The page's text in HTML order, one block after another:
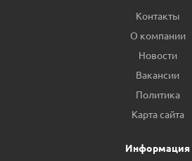
Контакты
О компании
Новости
Вакансии
Политика
Карта сайта
Информация